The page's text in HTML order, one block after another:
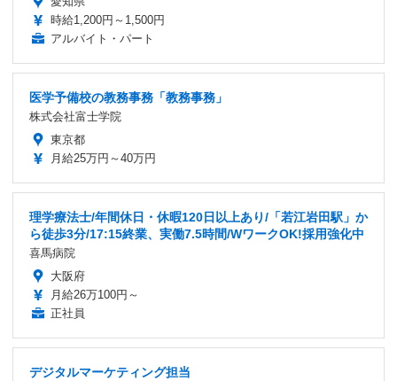
時給1,200円～1,500円
アルバイト・パート
医学予備校の教務事務「教務事務」
株式会社富士学院
東京都
月給25万円～40万円
理学療法士/年間休日・休暇120日以上あり/「若江岩田駅」か
ら徒歩3分/17:15終業、実働7.5時間/WワークOK!採用強化中
喜馬病院
大阪府
月給26万100円～
正社員
デジタルマーケティング担当